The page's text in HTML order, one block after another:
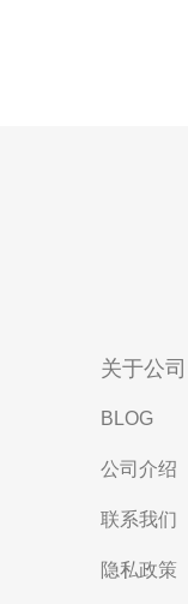
关于公司
BLOG
公司介绍
联系我们
隐私政策